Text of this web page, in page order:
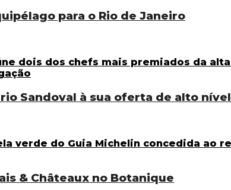
para o Rio de Janeiro
Sandoval à sua oferta de alto nível
& Châteaux no Botanique